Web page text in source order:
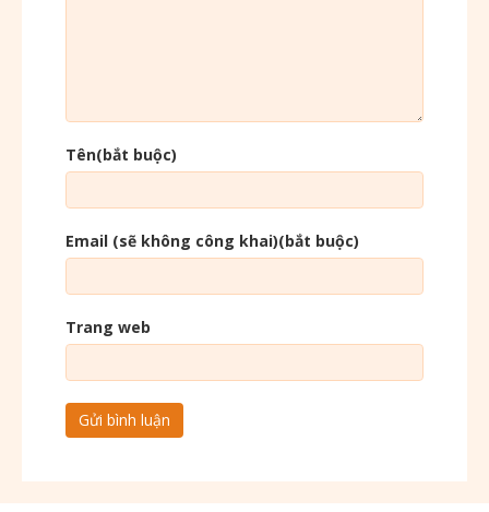
Tên(bắt buộc)
Email (sẽ không công khai)(bắt buộc)
Trang web